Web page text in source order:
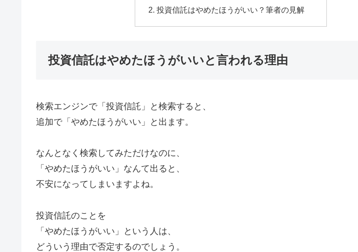
投資信託はやめたほうがいい？筆者の見解
投資信託はやめたほうがいいと言われる理由
検索エンジンで「投資信託」と検索すると、
追加で「やめたほうがいい」と出ます。
なんとなく検索してみただけなのに、
「やめたほうがいい」なんて出ると、
不安になってしまいますよね。
投資信託のことを
「やめたほうがいい」という人は、
どういう理由で否定するのでしょう。